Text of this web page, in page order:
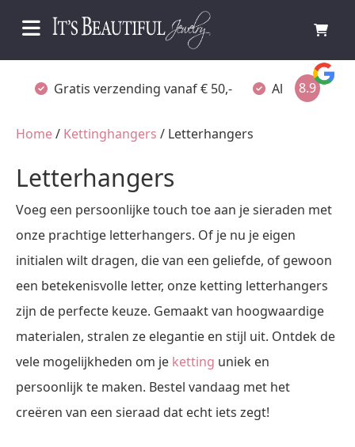
Gratis verzending vanaf € 50,- Altijd verpakt
8.9
Home/ Kettinghangers / Letterhangers
Letterhangers
Voeg een persoonlijke touch toe aan je sieraden met
onze prachtige letterhangers. Of je nu je eigen
initialen wilt dragen, die van een geliefde, of gewoon
een betekenisvolle letter, onze ketting letterhangers
zijn de perfecte keuze. Gemaakt van hoogwaardige
materialen, stralen ze elegantie en stijl uit. Ontdek de
vele mogelijkheden om je ketting uniek en
persoonlijk te maken. Bestel vandaag met het
creëren van een sieraad dat echt iets zegt!